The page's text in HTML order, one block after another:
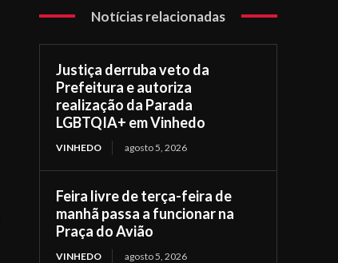
Notícias relacionadas
Justiça derruba veto da
Prefeitura e autoriza
realização da Parada
LGBTQIA+ em Vinhedo
VINHEDO agosto 5, 2026
Feira livre de terça-feira de
manhã passa a funcionar na
Praça do Avião
VINHEDO agosto 5, 2026